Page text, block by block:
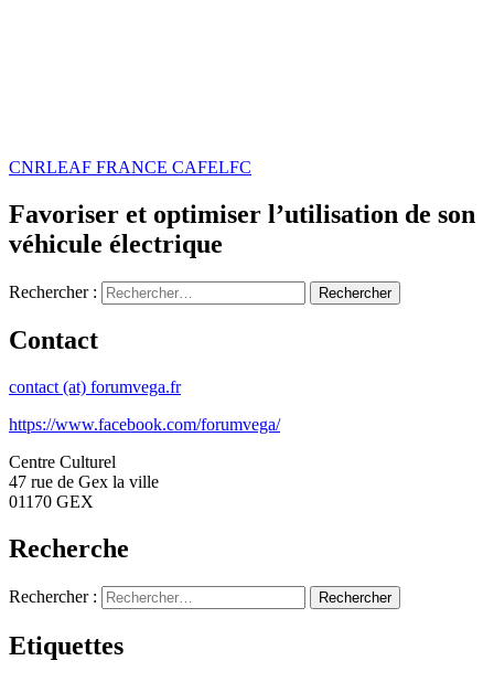
CNRLEAF FRANCE CAFELFC
Favoriser et optimiser l’utilisation de son
véhicule électrique
Rechercher :
Contact
contact (at) forumvega.fr
https://www.facebook.com/forumvega/
Centre Culturel
47 rue de Gex la ville
01170 GEX
Recherche
Rechercher :
Etiquettes